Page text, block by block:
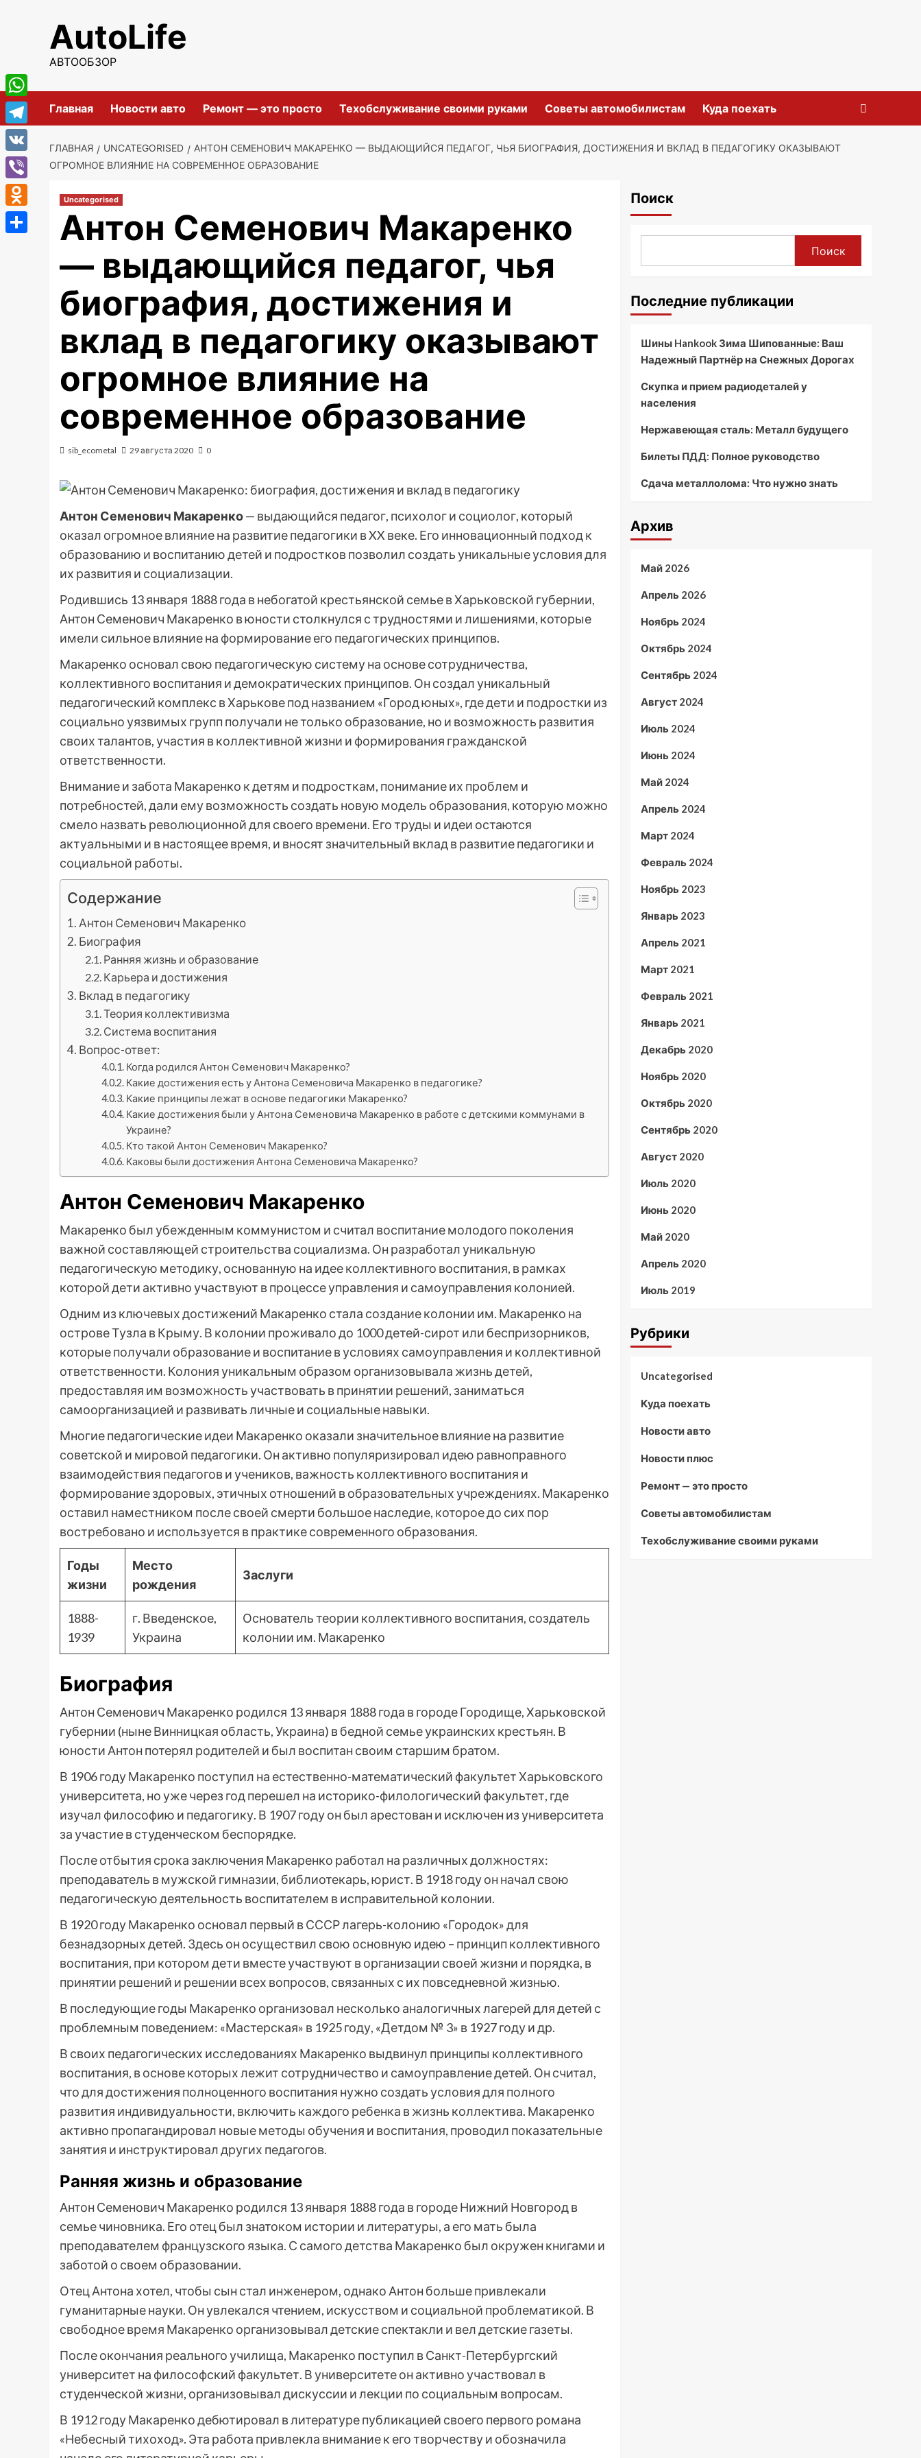
содержимомуAutoLife
АВТООБЗОР
Главная Новости авто Ремонт — это просто Техобслуживание своими руками Советы автомобилистам Куда поехать
ГЛАВНАЯ UNCATEGORISED
АНТОН СЕМЕНОВИЧ МАКАРЕНКО — ВЫДАЮЩИЙСЯ ПЕДАГОГ, ЧЬЯ БИОГРАФИЯ, ДОСТИЖЕНИЯ И ВКЛАД В ПЕДАГОГИКУ ОКАЗЫВАЮТ
ОГРОМНОЕ ВЛИЯНИЕ НА СОВРЕМЕННОЕ ОБРАЗОВАНИЕ
Uncategorised
Антон Семенович Макаренко
— выдающийся педагог, чья
биография, достижения и
вклад в педагогику оказывают
огромное влияние на
современное образование
sib_ecometal 29 августа 2020 0
Антон Семенович Макаренко— выдающийся педагог, психолог и социолог, который
оказал огромное влияние на развитие педагогики в XX веке. Его инновационный подход к
образованию и воспитанию детей и подростков позволил создать уникальные условия для
их развития и социализации.
Родившись 13 января 1888 года в небогатой крестьянской семье в Харьковской губернии,
Антон Семенович Макаренко в юности столкнулся с трудностями и лишениями, которые
имели сильное влияние на формирование его педагогических принципов.
Макаренко основал свою педагогическую систему на основе сотрудничества,
коллективного воспитания и демократических принципов. Он создал уникальный
педагогический комплекс в Харькове под названием «Город юных», где дети и подростки из
социально уязвимых групп получали не только образование, но и возможность развития
своих талантов, участия в коллективной жизни и формирования гражданской
ответственности.
Внимание и забота Макаренко к детям и подросткам, понимание их проблем и
потребностей, дали ему возможность создать новую модель образования, которую можно
смело назвать революционной для своего времени. Его труды и идеи остаются
актуальными и в настоящее время, и вносят значительный вклад в развитие педагогики и
социальной работы.
Содержание
Антон Семенович Макаренко
Биография
Ранняя жизнь и образование
Карьера и достижения
Вклад в педагогику
Теория коллективизма
Система воспитания
Вопрос-ответ:
Когда родился Антон Семенович Макаренко?
Какие достижения есть у Антона Семеновича Макаренко в педагогике?
Какие принципы лежат в основе педагогики Макаренко?
Какие достижения были у Антона Семеновича Макаренко в работе с детскими коммунами в
Украине?
Кто такой Антон Семенович Макаренко?
Каковы были достижения Антона Семеновича Макаренко?
Антон Семенович Макаренко
Макаренко был убежденным коммунистом и считал воспитание молодого поколения
важной составляющей строительства социализма. Он разработал уникальную
педагогическую методику, основанную на идее коллективного воспитания, в рамках
которой дети активно участвуют в процессе управления и самоуправления колонией.
Одним из ключевых достижений Макаренко стала создание колонии им. Макаренко на
острове Тузла в Крыму. В колонии проживало до 1000 детей-сирот или беспризорников,
которые получали образование и воспитание в условиях самоуправления и коллективной
ответственности. Колония уникальным образом организовывала жизнь детей,
предоставляя им возможность участвовать в принятии решений, заниматься
самоорганизацией и развивать личные и социальные навыки.
Многие педагогические идеи Макаренко оказали значительное влияние на развитие
советской и мировой педагогики. Он активно популяризировал идею равноправного
взаимодействия педагогов и учеников, важность коллективного воспитания и
формирование здоровых, этичных отношений в образовательных учреждениях. Макаренко
оставил наместником после своей смерти большое наследие, которое до сих пор
востребовано и используется в практике современного образования.
Годы
жизни
Место
рождения
Заслуги
1888-
1939
г. Введенское,
Украина
Основатель теории коллективного воспитания, создатель
колонии им. Макаренко
Биография
Антон Семенович Макаренко родился 13 января 1888 года в городе Городище, Харьковской
губернии (ныне Винницкая область, Украина) в бедной семье украинских крестьян. В
юности Антон потерял родителей и был воспитан своим старшим братом.
В 1906 году Макаренко поступил на естественно-математический факультет Харьковского
университета, но уже через год перешел на историко-филологический факультет, где
изучал философию и педагогику. В 1907 году он был арестован и исключен из университета
за участие в студенческом беспорядке.
После отбытия срока заключения Макаренко работал на различных должностях:
преподаватель в мужской гимназии, библиотекарь, юрист. В 1918 году он начал свою
педагогическую деятельность воспитателем в исправительной колонии.
В 1920 году Макаренко основал первый в СССР лагерь-колонию «Городок» для
безнадзорных детей. Здесь он осуществил свою основную идею – принцип коллективного
воспитания, при котором дети вместе участвуют в организации своей жизни и порядка, в
принятии решений и решении всех вопросов, связанных с их повседневной жизнью.
В последующие годы Макаренко организовал несколько аналогичных лагерей для детей с
проблемным поведением: «Мастерская» в 1925 году, «Детдом № 3» в 1927 году и др.
В своих педагогических исследованиях Макаренко выдвинул принципы коллективного
воспитания, в основе которых лежит сотрудничество и самоуправление детей. Он считал,
что для достижения полноценного воспитания нужно создать условия для полного
развития индивидуальности, включить каждого ребенка в жизнь коллектива. Макаренко
активно пропагандировал новые методы обучения и воспитания, проводил показательные
занятия и инструктировал других педагогов.
Ранняя жизнь и образование
Антон Семенович Макаренко родился 13 января 1888 года в городе Нижний Новгород в
семье чиновника. Его отец был знатоком истории и литературы, а его мать была
преподавателем французского языка. С самого детства Макаренко был окружен книгами и
заботой о своем образовании.
Отец Антона хотел, чтобы сын стал инженером, однако Антон больше привлекали
гуманитарные науки. Он увлекался чтением, искусством и социальной проблематикой. В
свободное время Макаренко организовывал детские спектакли и вел детские газеты.
После окончания реального училища, Макаренко поступил в Санкт-Петербургский
университет на философский факультет. В университете он активно участвовал в
студенческой жизни, организовывал дискуссии и лекции по социальным вопросам.
В 1912 году Макаренко дебютировал в литературе публикацией своего первого романа
«Небесный тихоход». Эта работа привлекла внимание к его творчеству и обозначила
Поиск
Поиск
Последние публикации
Шины Hankook Зима Шипованные: Ваш
Надежный Партнёр на Снежных Дорогах
Скупка и прием радиодеталей у
населения
Нержавеющая сталь: Металл будущего
Билеты ПДД: Полное руководство
Сдача металлолома: Что нужно знать
Архив
Май 2026
Апрель 2026
Ноябрь 2024
Октябрь 2024
Сентябрь 2024
Август 2024
Июль 2024
Июнь 2024
Май 2024
Апрель 2024
Март 2024
Февраль 2024
Ноябрь 2023
Январь 2023
Апрель 2021
Март 2021
Февраль 2021
Январь 2021
Декабрь 2020
Ноябрь 2020
Октябрь 2020
Сентябрь 2020
Август 2020
Июль 2020
Июнь 2020
Май 2020
Апрель 2020
Июль 2019
Рубрики
Uncategorised
Куда поехать
Новости авто
Новости плюс
Ремонт — это просто
Советы автомобилистам
Техобслуживание своими руками
WhatsApp
Telegram
VK
Viber
Odnoklassniki
Отправить